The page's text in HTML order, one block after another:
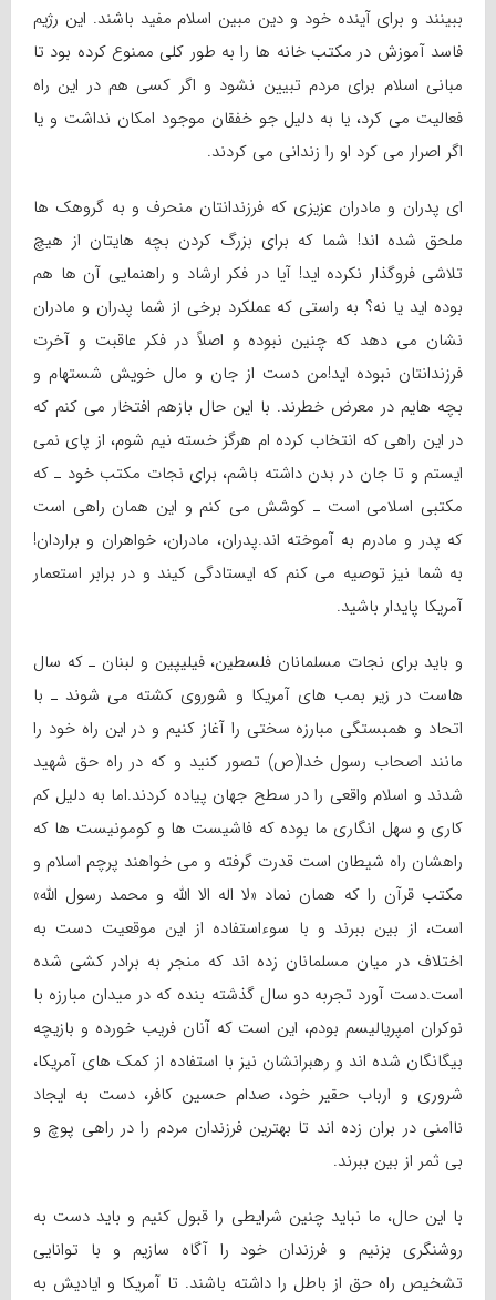
ببینند و برای آینده خود و دین مبین اسلام مفید باشند. این رژیم
فاسد آموزش در مکتب خانه ها را به طور کلی ممنوع کرده بود تا
مبانی اسلام برای مردم تبیین نشود و اگر کسی هم در این راه
فعالیت می کرد، یا به دلیل جو خفقان موجود امکان نداشت و یا
اگر اصرار می کرد او را زندانی می کردند.
ای پدران و مادران عزیزی که فرزندانتان منحرف و به گروهک ها
ملحق شده اند! شما که برای بزرگ کردن بچه هایتان از هیچ
تلاشی فروگذار نکرده اید! آیا در فکر ارشاد و راهنمایی آن ها هم
بوده اید یا نه؟ به راستی که عملکرد برخی از شما پدران و مادران
نشان می دهد که چنین نبوده و اصلاً در فکر عاقبت و آخرت
فرزندانتان نبوده اید!من دست از جان و مال خویش شستهام و
بچه هایم در معرض خطرند. با این حال بازهم افتخار می کنم که
در این راهی که انتخاب کرده ام هرگز خسته نیم شوم، از پای نمی
ایستم و تا جان در بدن داشته باشم، برای نجات مکتب خود ـ که
مکتبی اسلامی است ـ کوشش می کنم و این همان راهی است
که پدر و مادرم به آموخته اند.پدران، مادران، خواهران و براردان!
به شما نیز توصیه می کنم که ایستادگی کیند و در برابر استعمار
آمریکا پایدار باشید.
و باید برای نجات مسلمانان فلسطین، فیلیپین و لبنان ـ که سال
هاست در زیر بمب های آمریکا و شوروی کشته می شوند ـ با
اتحاد و همبستگی مبارزه سختی را آغاز کنیم و در این راه خود را
مانند اصحاب رسول خدا(ص) تصور کنید و که در راه حق شهید
شدند و اسلام واقعی را در سطح جهان پیاده کردند.اما به دلیل کم
کاری و سهل انگاری ما بوده که فاشیست ها و کومونیست ها که
راهشان راه شیطان است قدرت گرفته و می خواهند پرچم اسلام و
مکتب قرآن را که همان نماد «لا اله الا الله و محمد رسول الله»
است، از بین ببرند و با سوءاستفاده از این موقعیت دست به
اختلاف در میان مسلمانان زده اند که منجر به برادر کشی شده
است.دست آورد تجربه دو سال گذشته بنده که در میدان مبارزه با
نوکران امپریالیسم بودم، این است که آنان فریب خورده و بازیچه
بیگانگان شده اند و رهبرانشان نیز با استفاده از کمک های آمریکا،
شروری و ارباب حقیر خود، صدام حسین کافر، دست به ایجاد
ناامنی در بران زده اند تا بهترین فرزندان مردم را در راهی پوچ و
بی ثمر از بین ببرند.
با این حال، ما نباید چنین شرایطی را قبول کنیم و باید دست به
روشنگری بزنیم و فرزندان خود را آگاه سازیم و با توانایی
تشخیص راه حق از باطل را داشته باشند. تا آمریکا و ایادیش به